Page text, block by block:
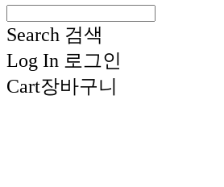
Search 검색
Log In 로그인
Cart장바구니